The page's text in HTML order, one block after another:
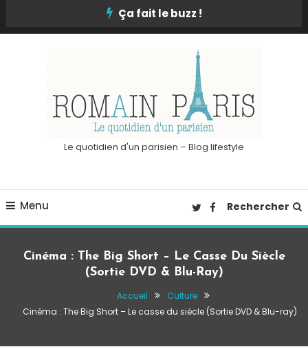
Ça fait le buzz !
Le quotidien d'un parisien – Blog lifestyle
Menu Rechercher
Cinéma : The Big Short – Le Casse Du Siècle
(Sortie DVD & Blu-Ray)
Accueil
Culture
Cinéma : The Big Short – Le casse du siècle (Sortie DVD & Blu-ray)